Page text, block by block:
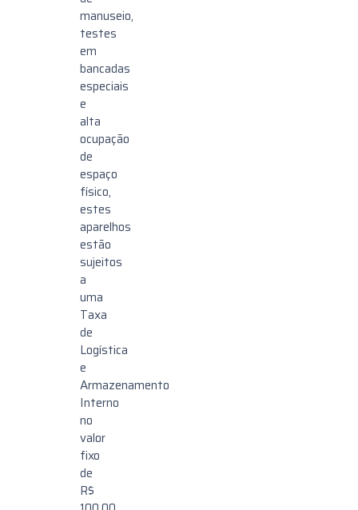
manuseio,
testes
em
bancadas
especiais
e
alta
ocupação
de
espaço
físico,
estes
aparelhos
estão
sujeitos
a
uma
Taxa
de
Logística
e
Armazenamento
Interno
no
valor
fixo
de
R$